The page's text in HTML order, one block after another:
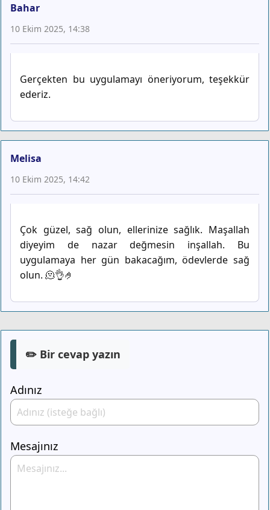
Bahar
10 Ekim 2025, 14:38
Gerçekten bu uygulamayı öneriyorum, teşekkür
ederiz.
Melisa
10 Ekim 2025, 14:42
Çok güzel, sağ olun, ellerinize sağlık. Maşallah
diyeyim de nazar değmesin inşallah. Bu
uygulamaya her gün bakacağım, ödevlerde sağ
olun. 🫠👌🤌
✏️ Bir cevap yazın
Adınız
Mesajınız